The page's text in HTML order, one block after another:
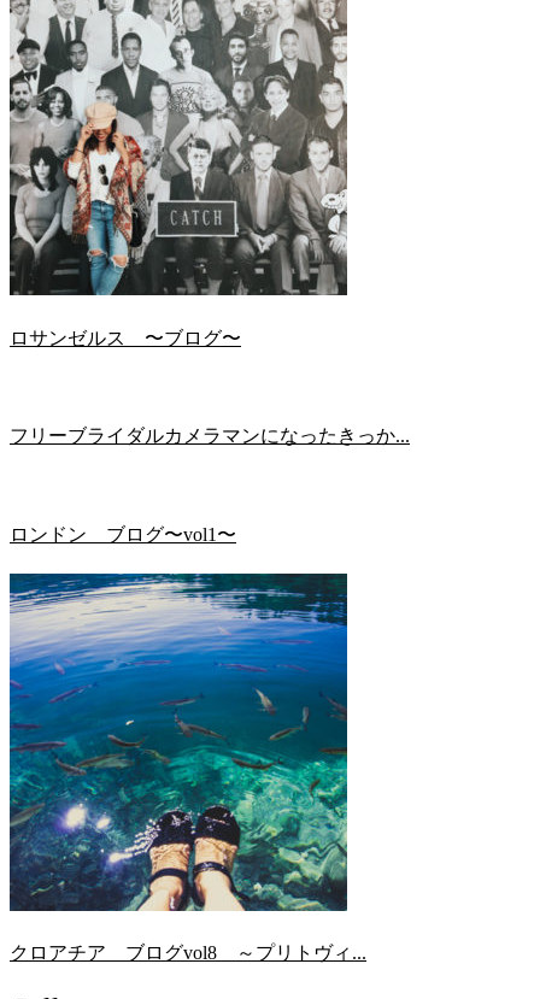
ロサンゼルス 〜ブログ〜
フリーブライダルカメラマンになったきっか...
ロンドン ブログ〜vol1〜
クロアチア ブログvol8 ～プリトヴィ...